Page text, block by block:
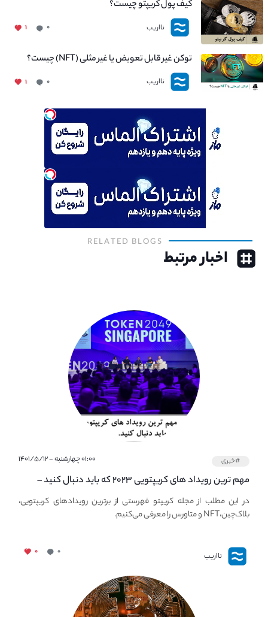
کیف پول کریپتو چیست؟
نااریب ۰ ۱
توکن غیر قابل تعویض یا غیر مثلی (NFT) چیست؟
نااریب ۰ ۱
RELATED BLOGS
اخبار مرتبط
#خبری ۰۱:۰۰ چهارشنبه - ۱۴۰۱/۵/۱۲
مهم ترین رویداد های کریپتویی ۲۰۲۳ که باید دنبال کنید –
معرفی بهترین رویداد های جهانی
در این مطلب از مجله کریپتو فهرستی از برترین رویدادهای کریپتویی،
بلاک‌چین،NFT و متاورس را معرفی می‌کنیم.
نااریب ۰ ۰